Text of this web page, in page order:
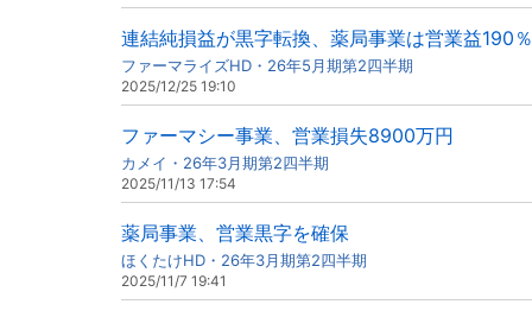
連結純損益が黒字転換、薬局事業は営業益190
ファーマライズHD・26年5月期第2四半期
2025/12/25 19:10
ファーマシー事業、営業損失8900万円
カメイ・26年3月期第2四半期
2025/11/13 17:54
薬局事業、営業黒字を確保
ほくたけHD・26年3月期第2四半期
2025/11/7 19:41